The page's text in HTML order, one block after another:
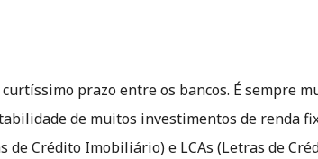
prazo entre os bancos. É sempre
de muitos investimentos de renda
de Crédito Imobiliário) e LCAs (Letras de